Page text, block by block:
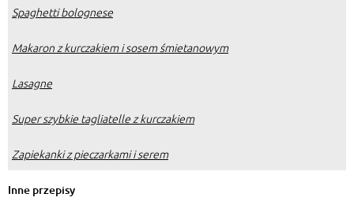
Spaghetti bolognese
Makaron z kurczakiem i sosem śmietanowym
Lasagne
Super szybkie tagliatelle z kurczakiem
Zapiekanki z pieczarkami i serem
Inne przepisy